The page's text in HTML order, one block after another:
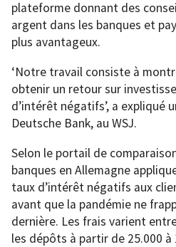
plateforme donnant des
argent dans les banques et
plus avantageux.
‘Notre travail consiste à
obtenir un retour sur
d’intérêt négatifs’, a expliqué
Deutsche Bank, au WSJ.
Selon le portail de
banques en Allemagne
taux d’intérêt négatifs aux
avant que la pandémie ne
dernière. Les frais varient
les dépôts à partir de 25.000 à